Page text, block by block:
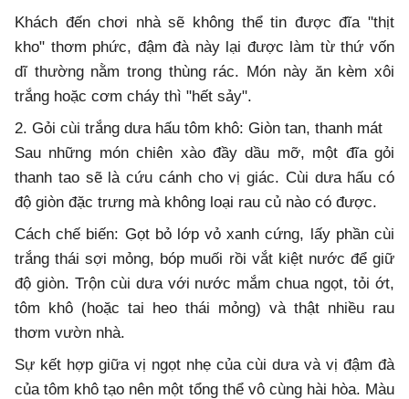
Khách đến chơi nhà sẽ không thể tin được đĩa "thịt
kho" thơm phức, đậm đà này lại được làm từ thứ vốn
dĩ thường nằm trong thùng rác. Món này ăn kèm xôi
trắng hoặc cơm cháy thì "hết sảy".
2. Gỏi cùi trắng dưa hấu tôm khô: Giòn tan, thanh mát
Sau những món chiên xào đầy dầu mỡ, một đĩa gỏi
thanh tao sẽ là cứu cánh cho vị giác. Cùi dưa hấu có
độ giòn đặc trưng mà không loại rau củ nào có được.
Cách chế biến: Gọt bỏ lớp vỏ xanh cứng, lấy phần cùi
trắng thái sợi mỏng, bóp muối rồi vắt kiệt nước để giữ
độ giòn. Trộn cùi dưa với nước mắm chua ngọt, tỏi ớt,
tôm khô (hoặc tai heo thái mỏng) và thật nhiều rau
thơm vườn nhà.
Sự kết hợp giữa vị ngọt nhẹ của cùi dưa và vị đậm đà
của tôm khô tạo nên một tổng thể vô cùng hài hòa. Màu